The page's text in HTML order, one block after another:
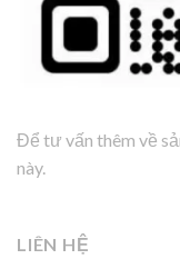
Để tư vấn thêm về
này.
LIÊN HỆ